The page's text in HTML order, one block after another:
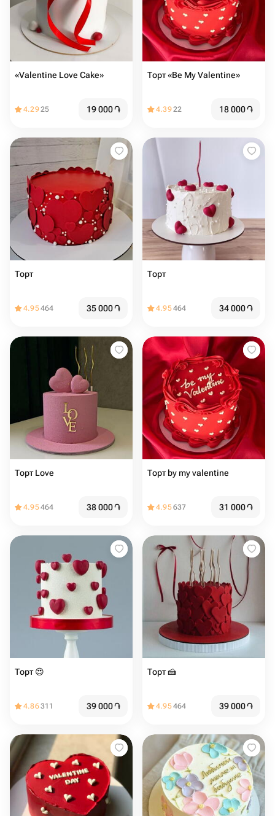
«Valentine Love Cake»
4.2925 19 000֏
Торт «Be My Valentine»
4.3922 18 000֏
Торт ️️️
4.95464 35 000֏
Торт ️️
4.95464 34 000֏
Торт Love ️️
4.95464 38 000֏
Торт ️️️️by my valentine
4.95637 31 000֏
Торт ️😍️
4.86311 39 000֏
Торт 🍰️️
4.95464 39 000֏